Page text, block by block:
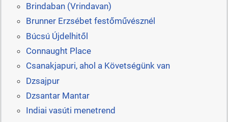
Brindaban (Vrindavan)
Brunner Erzsébet festőművésznél
Búcsú Újdelhitől
Connaught Place
Csanakjapuri, ahol a Követségünk van
Dzsajpur
Dzsantar Mantar
Indiai vasúti menetrend